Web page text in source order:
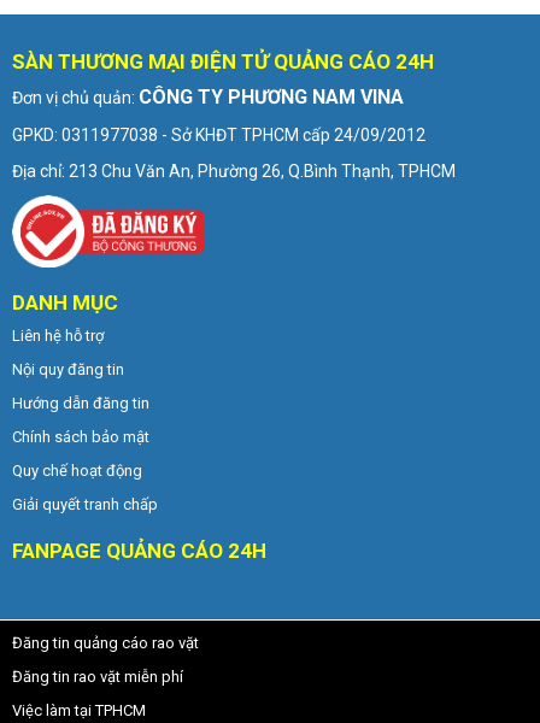
SÀN THƯƠNG MẠI ĐIỆN TỬ QUẢNG CÁO 24H
Đơn vị chủ quản: CÔNG TY PHƯƠNG NAM VINA
GPKD: 0311977038 - Sở KHĐT TPHCM cấp 24/09/2012
Địa chỉ: 213 Chu Văn An, Phường 26, Q.Bình Thạnh, TPHCM
DANH MỤC
Liên hệ hỗ trợ
Nội quy đăng tin
Hướng dẫn đăng tin
Chính sách bảo mật
Quy chế hoạt động
Giải quyết tranh chấp
FANPAGE QUẢNG CÁO 24H
Đăng tin quảng cáo rao vặt
Đăng tin rao vặt miễn phí
Việc làm tại TPHCM